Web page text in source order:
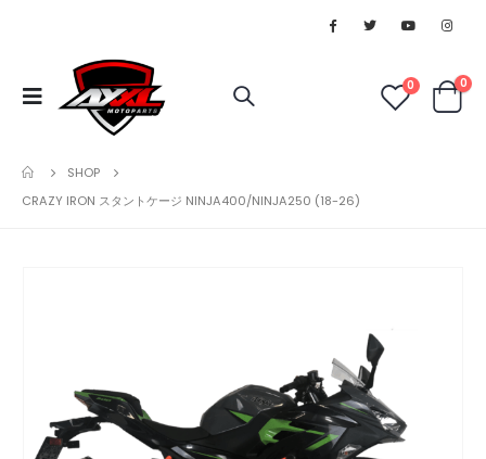
0 0
SHOP
CRAZY IRON スタントケージ NINJA400/NINJA250 (18-26)